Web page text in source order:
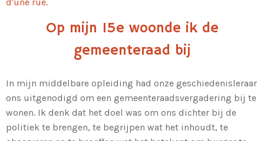
Op mijn 15e woonde ik de
gemeenteraad bij
In mijn middelbare opleiding had onze geschiedenisleraar
ons uitgenodigd om een gemeenteraadsvergadering bij te
wonen. Ik denk dat het doel was om ons dichter bij de
politiek te brengen, te begrijpen wat het inhoudt, te